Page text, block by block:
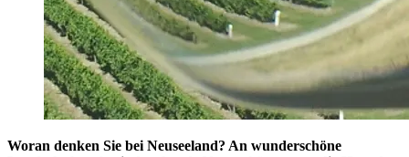
Woran denken Sie bei Neuseeland? An wunderschöne